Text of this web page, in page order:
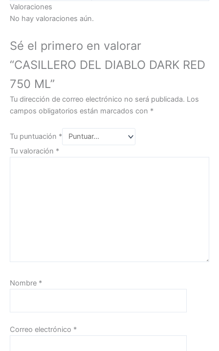
Valoraciones
No hay valoraciones aún.
Sé el primero en valorar
“CASILLERO DEL DIABLO DARK RED
750 ML”
Tu dirección de correo electrónico no será publicada. Los
campos obligatorios están marcados con *
Tu puntuación *
Tu valoración *
Nombre *
Correo electrónico *